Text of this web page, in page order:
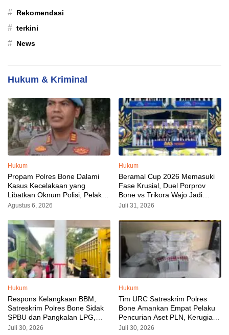
# Rekomendasi
# terkini
# News
Hukum & Kriminal
Hukum
Propam Polres Bone Dalami
Kasus Kecelakaan yang
Libatkan Oknum Polisi, Pelaku
Sudah Diamankan
Agustus 6, 2026
Hukum
Beramal Cup 2026 Memasuki
Fase Krusial, Duel Porprov
Bone vs Trikora Wajo Jadi
Sorotan Malam Ini
Juli 31, 2026
Hukum
Respons Kelangkaan BBM,
Satreskrim Polres Bone Sidak
SPBU dan Pangkalan LPG,
AKP Alvin Aji Imbau Pengelola
Juli 30, 2026
Hukum
Tim URC Satreskrim Polres
Bone Amankan Empat Pelaku
Pencurian Aset PLN, Kerugian
Ditaksir Capai Rp 3 Milyar
Juli 30, 2026